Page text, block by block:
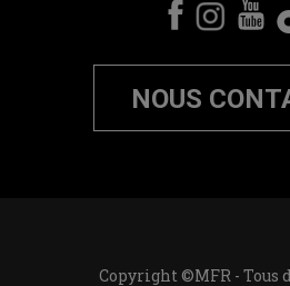
NOUS
Copyright ©MFR - Tous